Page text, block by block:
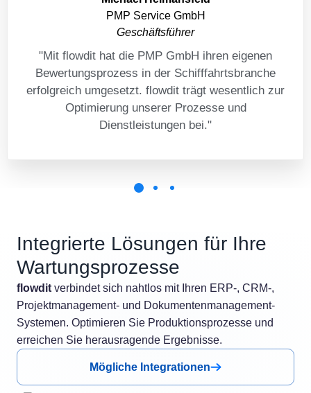
PMP Service GmbH
Geschäftsführer
"Mit flowdit hat die PMP GmbH ihren eigenen
Bewertungsprozess in der Schifffahrtsbranche
erfolgreich umgesetzt. flowdit trägt wesentlich zur
Optimierung unserer Prozesse und
Dienstleistungen bei."
Integrierte Lösungen für Ihre
Wartungsprozesse
flowdit verbindet sich nahtlos mit Ihren ERP-, CRM-,
Projektmanagement- und Dokumentenmanagement-
Systemen. Optimieren Sie Produktionsprozesse und
erreichen Sie herausragende Ergebnisse.
Mögliche Integrationen